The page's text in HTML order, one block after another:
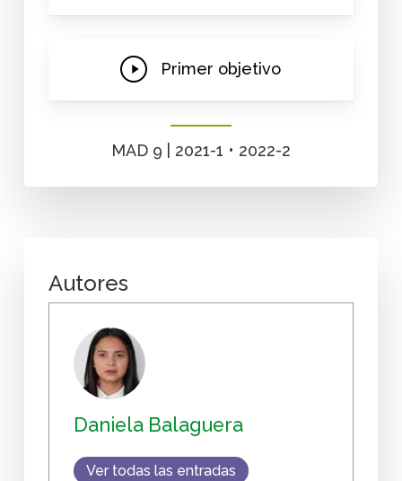
Play
Primer objetivo
MAD 9 | 2021-1 • 2022-2
Autores
Daniela Balaguera
Ver todas las entradas